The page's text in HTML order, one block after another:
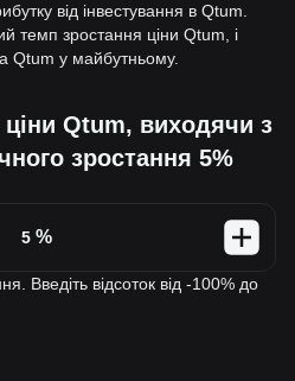
від інвестування в Qtum.
темп зростання ціни Qtum, і
Qtum у майбутньому.
Qtum, виходячи з
зростання 5%
%
Введіть відсоток від -100% до